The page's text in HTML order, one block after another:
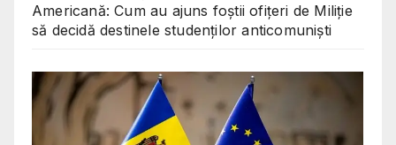
Americană: Cum au ajuns foștii ofițeri de Miliție
să decidă destinele studenților anticomuniști